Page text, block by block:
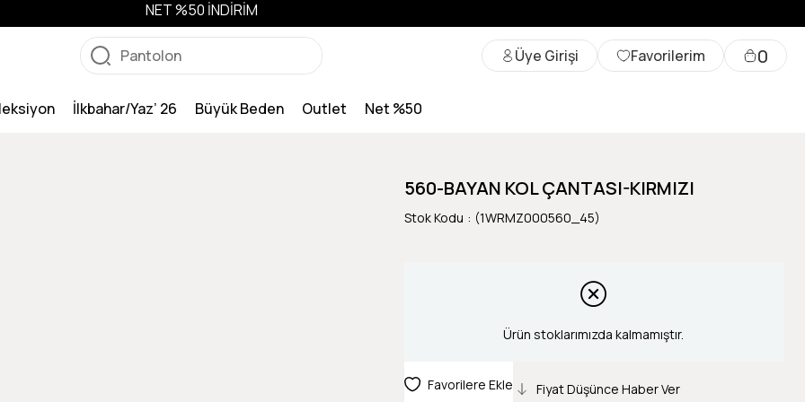
NET %50 İNDİRİM
Üye Girişi Favorilerim 0
İlkbahar/Yaz’ 26 Büyük Beden Outlet Net %50
560-BAYAN KOL ÇANTASI-KIRMIZI
Stok Kodu (1WRMZ000560_45)
Ürün stoklarımızda kalmamıştır.
Favorilere Ekle Fiyat Düşünce Haber Ver